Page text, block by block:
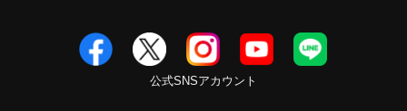
公式SNSアカウント